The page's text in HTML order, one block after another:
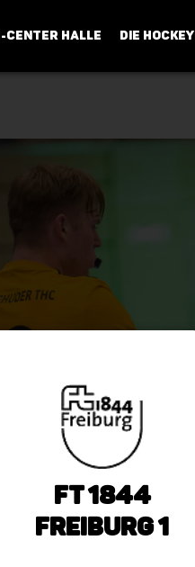
CENTER HALLE DIE
FT 1844
Freiburg 1